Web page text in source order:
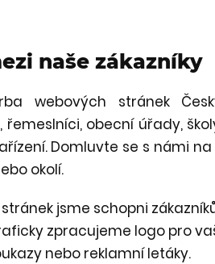
naše zákazníky
webových stránek
obecní úřady,
Domluvte se s námi
okolí.
jsme schopni
zpracujeme logo pro
nebo reklamní letáky.